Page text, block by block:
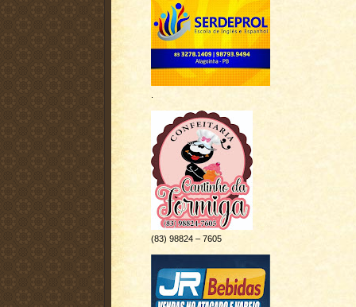
(83) 98824 – 7605